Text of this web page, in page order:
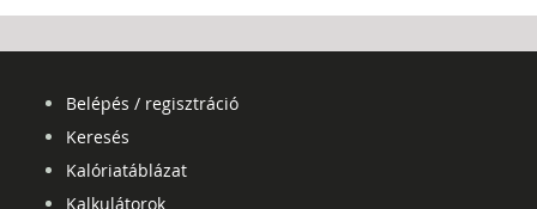
Belépés / regisztráció
Keresés
Kalóriatáblázat
Kalkulátorok